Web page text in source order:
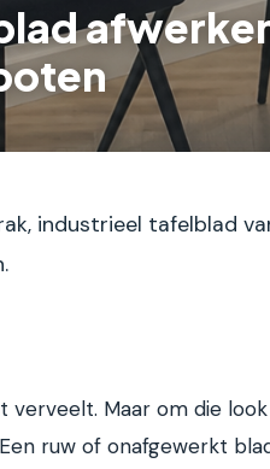
industrieel tafelblad
verveelt. Maar om die
ruw of onafgewerkt